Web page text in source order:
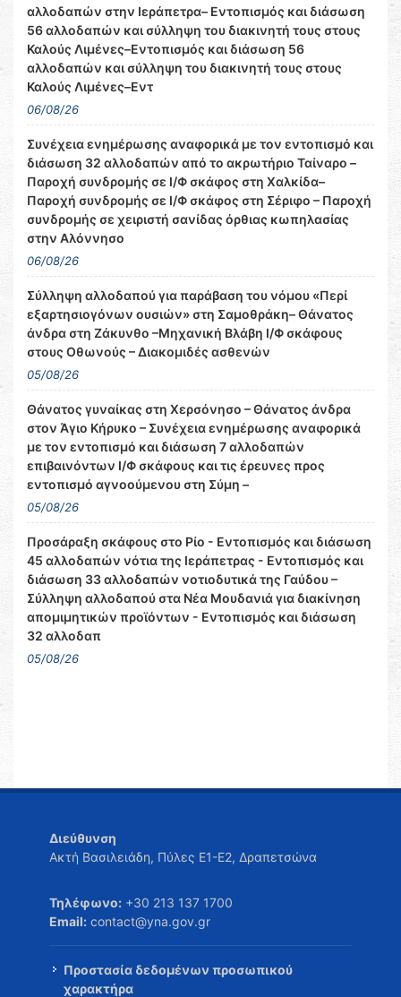
αλλοδαπών στην Ιεράπετρα– Εντοπισμός και διάσωση
56 αλλοδαπών και σύλληψη του διακινητή τους στους
Καλούς Λιμένες–Εντοπισμός και διάσωση 56
αλλοδαπών και σύλληψη του διακινητή τους στους
Καλούς Λιμένες–Εντ
06/08/26
Συνέχεια ενημέρωσης αναφορικά με τον εντοπισμό και
διάσωση 32 αλλοδαπών από το ακρωτήριο Ταίναρο –
Παροχή συνδρομής σε Ι/Φ σκάφος στη Χαλκίδα–
Παροχή συνδρομής σε Ι/Φ σκάφος στη Σέριφο – Παροχή
συνδρομής σε χειριστή σανίδας όρθιας κωπηλασίας
στην Αλόννησο
06/08/26
Σύλληψη αλλοδαπού για παράβαση του νόμου «Περί
εξαρτησιογόνων ουσιών» στη Σαμοθράκη– Θάνατος
άνδρα στη Ζάκυνθο –Μηχανική Βλάβη Ι/Φ σκάφους
στους Οθωνούς – Διακομιδές ασθενών
05/08/26
Θάνατος γυναίκας στη Χερσόνησο – Θάνατος άνδρα
στον Άγιο Κήρυκο – Συνέχεια ενημέρωσης αναφορικά
με τον εντοπισμό και διάσωση 7 αλλοδαπών
επιβαινόντων Ι/Φ σκάφους και τις έρευνες προς
εντοπισμό αγνοούμενου στη Σύμη –
05/08/26
Προσάραξη σκάφους στο Ρίο - Εντοπισμός και διάσωση
45 αλλοδαπών νότια της Ιεράπετρας - Εντοπισμός και
διάσωση 33 αλλοδαπών νοτιοδυτικά της Γαύδου –
Σύλληψη αλλοδαπού στα Νέα Μουδανιά για διακίνηση
απομιμητικών προϊόντων - Εντοπισμός και διάσωση
32 αλλοδαπ
05/08/26
Διεύθυνση
Ακτή Βασιλειάδη, Πύλες Ε1-Ε2, Δραπετσώνα
Τηλέφωνο: +30 213 137 1700
Email: contact@yna.gov.gr
Προστασία δεδομένων προσωπικού
χαρακτήρα